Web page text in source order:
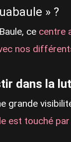
» ?
ce centre
nos
dans la
grande
est touché